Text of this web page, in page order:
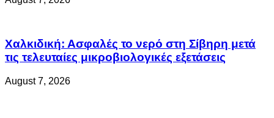
Χαλκιδική: Ασφαλές το νερό στη Σίβηρη μετά
τις τελευταίες μικροβιολογικές εξετάσεις
August 7, 2026